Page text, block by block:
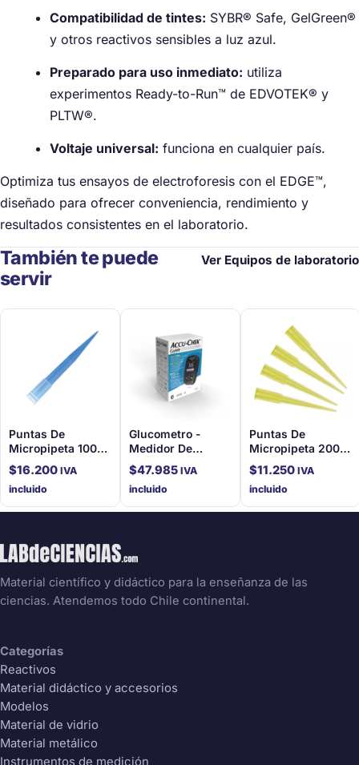
Compatibilidad de tintes: SYBR® Safe, GelGreen®
y otros reactivos sensibles a luz azul.
Preparado para uso inmediato: utiliza
experimentos Ready-to-Run™ de EDVOTEK® y
PLTW®.
Voltaje universal: funciona en cualquier país.
Optimiza tus ensayos de electroforesis con el EDGE™,
diseñado para ofrecer conveniencia, rendimiento y
resultados consistentes en el laboratorio.
También te puede
servir
Ver Equipos de laboratorio
Puntas De
Micropipeta 1000
Ul, 1000 Unidades
Por Bolsa
$16.200 IVA
incluido
Glucometro -
Medidor De
Glucosa (Accu-
Chek)
$47.985 IVA
incluido
Puntas De
Micropipeta 200
Ul, 1000 Unidades
Por Bolsa
$11.250 IVA
incluido
Material científico y didáctico para la enseñanza de las
ciencias. Atendemos todo Chile continental.
Categorías
Reactivos
Material didáctico y accesorios
Modelos
Material de vidrio
Material metálico
Instrumentos de medición